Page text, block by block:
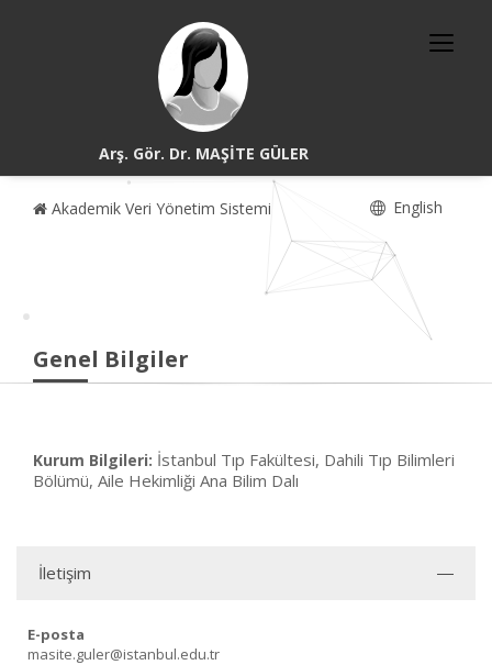
Arş. Gör. Dr. MAŞİTE GÜLER
Akademik Veri Yönetim Sistemi English
Genel Bilgiler
Kurum Bilgileri: İstanbul Tıp Fakültesi, Dahili Tıp Bilimleri
Bölümü, Aile Hekimliği Ana Bilim Dalı
İletişim
E-posta
masite.guler@istanbul.edu.tr